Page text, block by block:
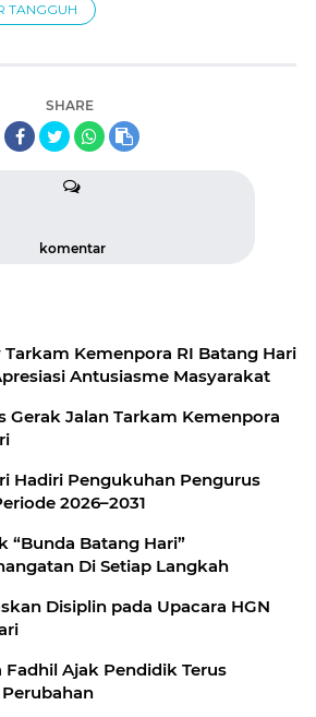
TANGGUH
SHARE
komentar
Kemenpora RI Batang Hari
Antusiasme Masyarakat
Gerak Jalan Tarkam Kemenpora
Hadiri Pengukuhan Pengurus
2026–2031
“Bunda Batang Hari”
Di Setiap Langkah
Disiplin pada Upacara HGN
Ajak Pendidik Terus